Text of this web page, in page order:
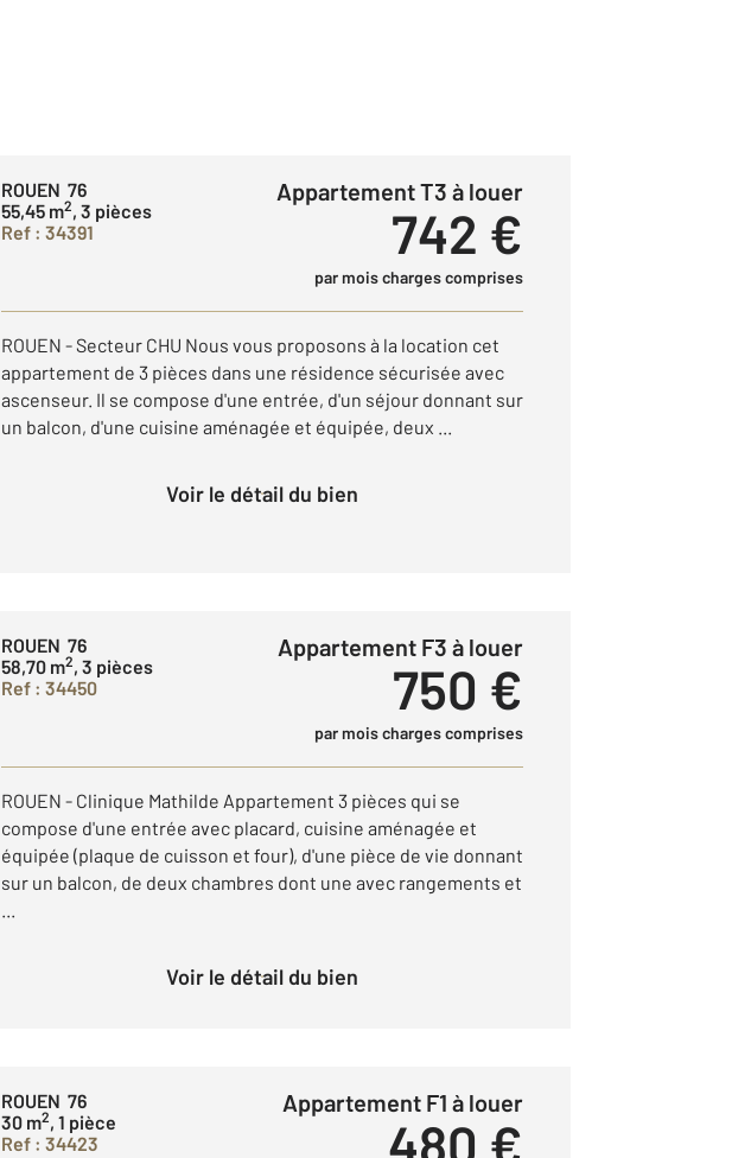
ROUEN 76
55,45 m2, 3 pièces
Ref : 34391
Appartement T3 à louer
742 €
par mois charges comprises
ROUEN - Secteur CHU Nous vous proposons à la location cet
appartement de 3 pièces dans une résidence sécurisée avec
ascenseur. Il se compose d'une entrée, d'un séjour donnant sur
un balcon, d'une cuisine aménagée et équipée, deux ...
Voir le détail du bien
ROUEN 76
58,70 m2, 3 pièces
Ref : 34450
Appartement F3 à louer
750 €
par mois charges comprises
ROUEN - Clinique Mathilde Appartement 3 pièces qui se
compose d'une entrée avec placard, cuisine aménagée et
équipée (plaque de cuisson et four), d'une pièce de vie donnant
sur un balcon, de deux chambres dont une avec rangements et
...
Voir le détail du bien
ROUEN 76
30 m2, 1 pièce
Ref : 34423
Appartement F1 à louer
480 €